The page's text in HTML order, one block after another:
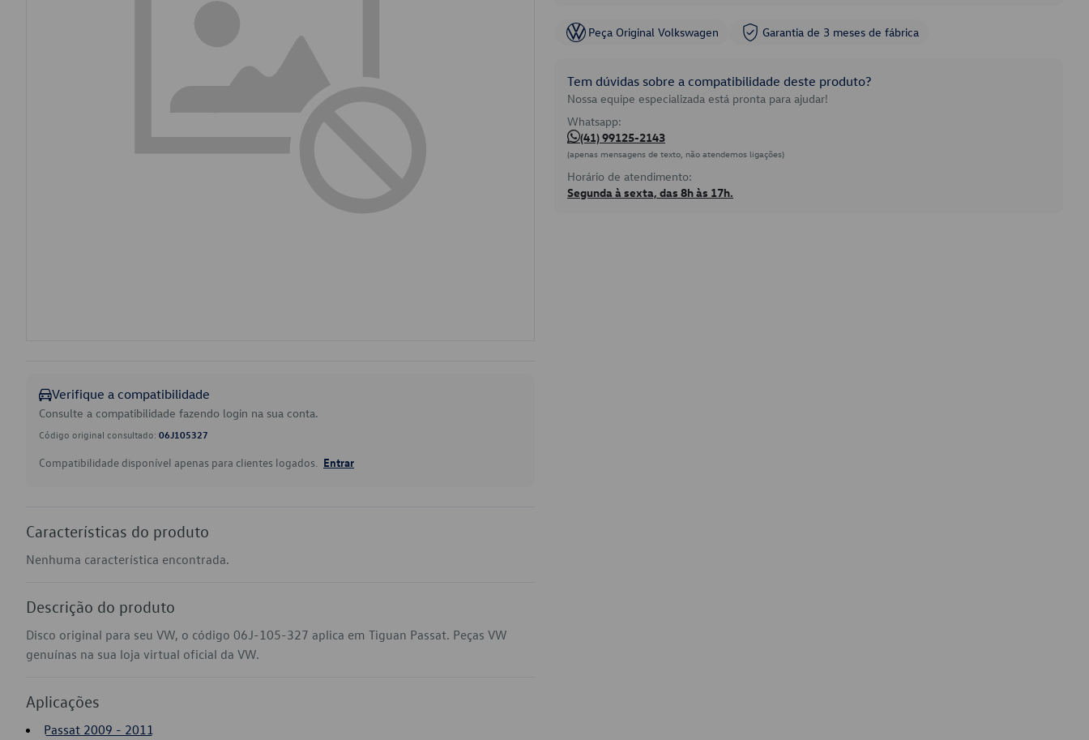
Verifique a compatibilidade
Consulte a compatibilidade fazendo login na sua conta.
Código original consultado: 06J105327
Compatibilidade disponível apenas para clientes logados. Entrar
Características do produto
Nenhuma característica encontrada.
Descrição do produto
Disco original para seu VW, o código 06J-105-327 aplica em Tiguan Passat. Peças VW
genuínas na sua loja virtual oficial da VW.
Aplicações
Passat 2009 - 2011
Peça Original Volkswagen Garantia de 3 meses de fábrica
Tem dúvidas sobre a compatibilidade deste produto?
Nossa equipe especializada está pronta para ajudar!
Whatsapp:
(41) 99125-2143
(apenas mensagens de texto, não atendemos ligações)
Horário de atendimento:
Segunda à sexta, das 8h às 17h.